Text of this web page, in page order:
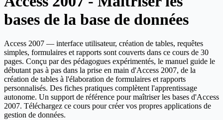
bases de la base de données
Access 2007 — interface utilisateur, création de tables, requêtes
simples, formulaires et rapports sont couverts dans ce cours de 30
pages. Conçu par des pédagogues expérimentés, le manuel guide le
débutant pas à pas dans la prise en main d'Access 2007, de la
création de tables à l'élaboration de formulaires et rapports
personnalisés. Des fiches pratiques complètent l'apprentissage
autonome. Un support de référence pour maîtriser les bases d'Access
2007. Téléchargez ce cours pour créer vos propres applications de
gestion de données.